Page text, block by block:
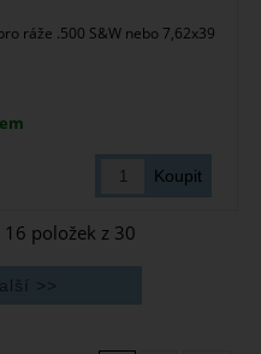
ráže .500 S&W nebo 7,62x39
16 položek z 30